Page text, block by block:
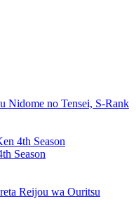
Nidome no Tensei, S-Rank
Season